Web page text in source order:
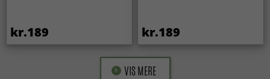
kr.189 kr.189
VIS MERE